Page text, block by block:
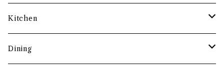
Kitchen
調理道具
Dining